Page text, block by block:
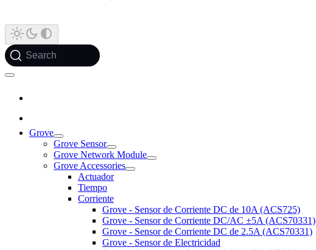
Search
Grove
Grove Sensor
Grove Network Module
Grove Accessories
Actuador
Tiempo
Corriente
Grove - Sensor de Corriente DC de 10A (ACS725)
Grove - Sensor de Corriente DC/AC ±5A (ACS70331)
Grove - Sensor de Corriente DC de 2.5A (ACS70331)
Grove - Sensor de Electricidad